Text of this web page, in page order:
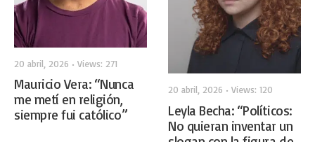
20 abril, 2026 • Views: 271
Mauricio Vera: “Nunca
me metí en religión,
siempre fui católico”
20 abril, 2026 • Views: 120
Leyla Becha: “Políticos:
No quieran inventar un